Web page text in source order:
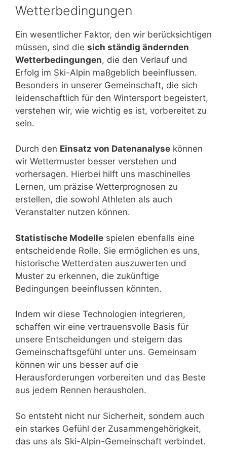
Wetterbedingungen
Ein wesentlicher Faktor, den wir berücksichtigen
müssen, sind die sich ständig ändernden
Wetterbedingungen, die den Verlauf und
Erfolg im Ski-Alpin maßgeblich beeinflussen.
Besonders in unserer Gemeinschaft, die sich
leidenschaftlich für den Wintersport begeistert,
verstehen wir, wie wichtig es ist, vorbereitet zu
sein.
Durch den Einsatz von Datenanalyse können
wir Wettermuster besser verstehen und
vorhersagen. Hierbei hilft uns maschinelles
Lernen, um präzise Wetterprognosen zu
erstellen, die sowohl Athleten als auch
Veranstalter nutzen können.
Statistische Modelle spielen ebenfalls eine
entscheidende Rolle. Sie ermöglichen es uns,
historische Wetterdaten auszuwerten und
Muster zu erkennen, die zukünftige
Bedingungen beeinflussen könnten.
Indem wir diese Technologien integrieren,
schaffen wir eine vertrauensvolle Basis für
unsere Entscheidungen und steigern das
Gemeinschaftsgefühl unter uns. Gemeinsam
können wir uns besser auf die
Herausforderungen vorbereiten und das Beste
aus jedem Rennen herausholen.
So entsteht nicht nur Sicherheit, sondern auch
ein starkes Gefühl der Zusammengehörigkeit,
das uns als Ski-Alpin-Gemeinschaft verbindet.